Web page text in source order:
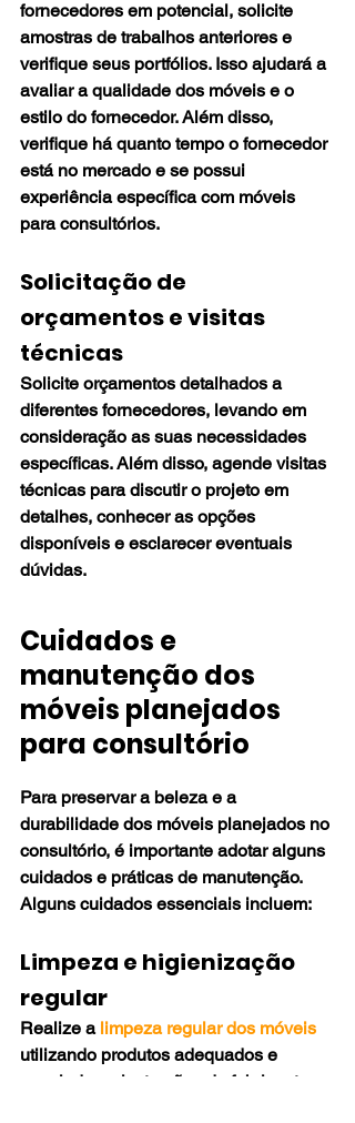
fornecedores em potencial, solicite
amostras de trabalhos anteriores e
verifique seus portfólios. Isso ajudará a
avaliar a qualidade dos móveis e o
estilo do fornecedor. Além disso,
verifique há quanto tempo o fornecedor
está no mercado e se possui
experiência específica com móveis
para consultórios.
Solicitação de
orçamentos e visitas
técnicas
Solicite orçamentos detalhados a
diferentes fornecedores, levando em
consideração as suas necessidades
específicas. Além disso, agende visitas
técnicas para discutir o projeto em
detalhes, conhecer as opções
disponíveis e esclarecer eventuais
dúvidas.
Cuidados e
manutenção dos
móveis planejados
para consultório
Para preservar a beleza e a
durabilidade dos móveis planejados no
consultório, é importante adotar alguns
cuidados e práticas de manutenção.
Alguns cuidados essenciais incluem:
Limpeza e higienização
regular
Realize a limpeza regular dos móveis
utilizando produtos adequados e
seguindo as instruções do fabricante.